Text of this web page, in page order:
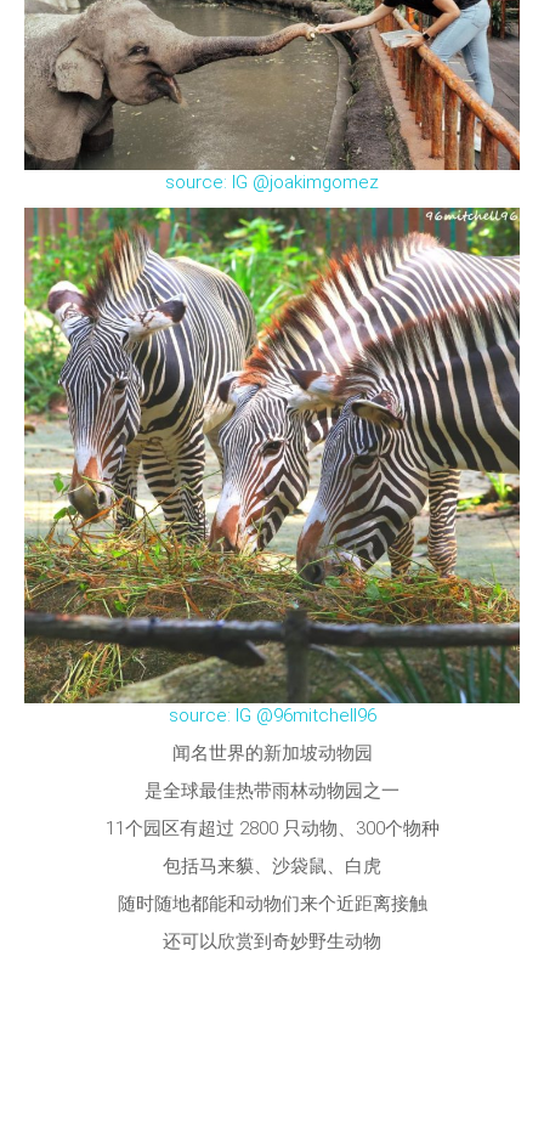
source: IG @joakimgomez
source: IG @96mitchell96
闻名世界的新加坡动物园
是全球最佳热带雨林动物园之一
11个园区有超过 2800 只动物、300个物种
包括马来貘、沙袋鼠、白虎
随时随地都能和动物们来个近距离接触
还可以欣赏到奇妙野生动物